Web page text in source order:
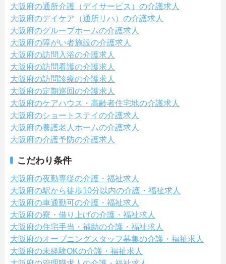
大阪府の通所介護（デイサービス）の介護求人
大阪府のデイケア（通所リハ）の介護求人
大阪府のグループホームの介護求人
大阪府の障がい者施設の介護求人
大阪府の訪問入浴の介護求人
大阪府の訪問看護の介護求人
大阪府の訪問診療の介護求人
大阪府の定期巡回の介護求人
大阪府のケアハウス・高齢者住宅地の介護求人
大阪府のショートステイの介護求人
大阪府の養護老人ホームの介護求人
大阪府の介護予防の介護求人
こだわり条件
大阪府の夜勤専従の介護・福祉求人
大阪府の駅から徒歩10分以内の介護・福祉求人
大阪府の車通勤可の介護・福祉求人
大阪府の寮・借り上げの介護・福祉求人
大阪府の住宅手当・補助の介護・福祉求人
大阪府のオープニングスタッフ募集の介護・福祉求人
大阪府の未経験OKの介護・福祉求人